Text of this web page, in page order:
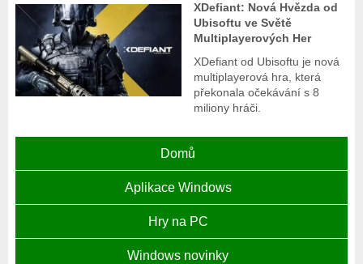
XDefiant: Nová Hvězda od
Ubisoftu ve Světě
Multiplayerových Her
XDefiant od Ubisoftu je nová
multiplayerová hra, která
překonala očekávání s 8
miliony hráči.
Domů
Aplikace Windows
Hry na PC
Windows novinky